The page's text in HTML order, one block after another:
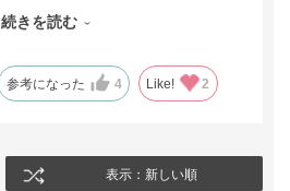
続きを読む
参考になった 4 Like! 2
表示：新しい順